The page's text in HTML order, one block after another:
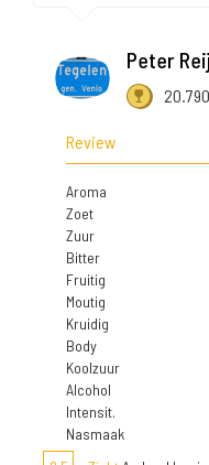
Peter
20.790
Review
Aroma
Zoet
Zuur
Bitter
Fruitig
Moutig
Kruidig
Body
Koolzuur
Alcohol
Intensit.
Nasmaak